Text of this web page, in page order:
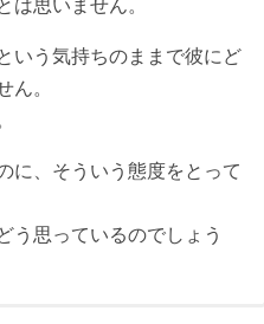
は思いません。
いう気持ちのままで彼にど
ん。
に、そういう態度をとって
う思っているのでしょう